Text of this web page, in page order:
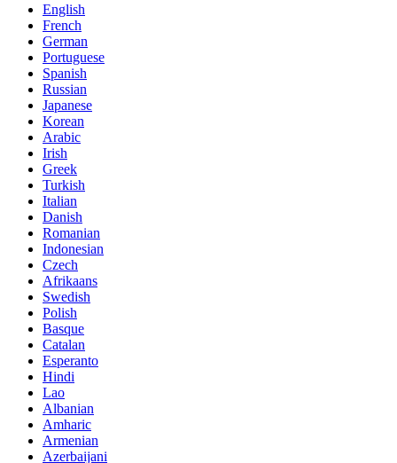
English
French
German
Portuguese
Spanish
Russian
Japanese
Korean
Arabic
Irish
Greek
Turkish
Italian
Danish
Romanian
Indonesian
Czech
Afrikaans
Swedish
Polish
Basque
Catalan
Esperanto
Hindi
Lao
Albanian
Amharic
Armenian
Azerbaijani